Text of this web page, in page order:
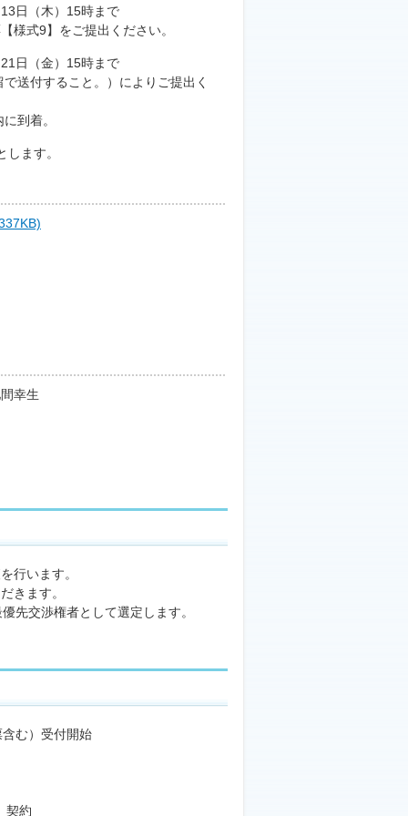
日（木）15時まで
出ください。
（金）15時まで
）によりご提出く
。
ます。
幸生
行います。
きます。
交渉権者として選定します。
受付開始
約